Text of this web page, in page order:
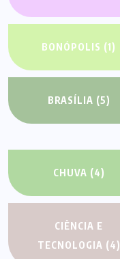
BONÓPOLIS (1)
BRASÍLIA (5)
CHUVA (4)
CIÊNCIA E
TECNOLOGIA (4)